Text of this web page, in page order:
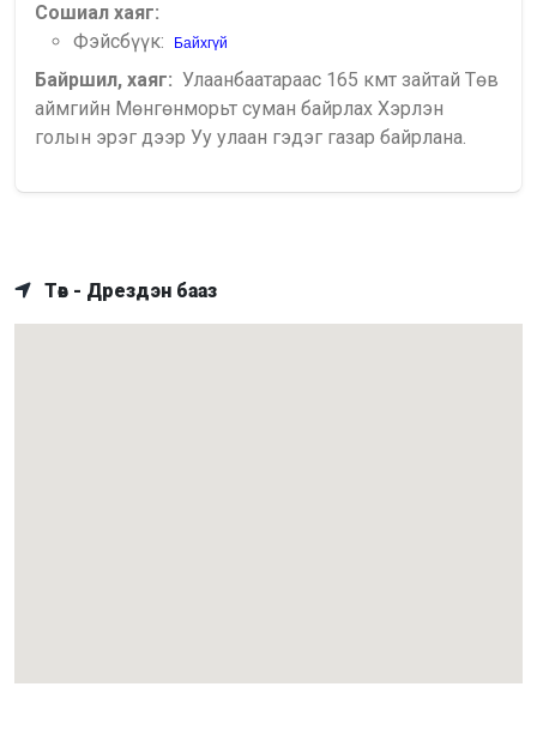
Сошиал хаяг:
Фэйсбүүк:
Байхгүй
Байршил, хаяг: Улаанбаатараас 165 кмт зайтай Төв
аймгийн Мөнгөнморьт суман байрлах Хэрлэн
голын эрэг дээр Уу улаан гэдэг газар байрлана.
Төв - Дрездэн бааз